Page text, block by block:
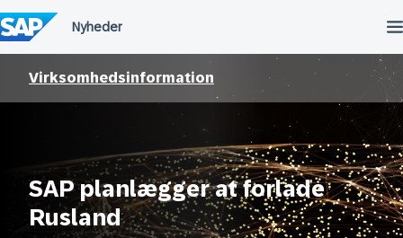
til
indholdet
Virksomhedsinformation
SAP planlægger at forlade
Rusland